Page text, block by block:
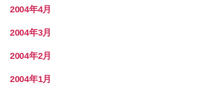
2004年4月
2004年3月
2004年2月
2004年1月